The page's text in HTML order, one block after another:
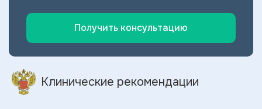
Получить консультацию
Клинические рекомендации